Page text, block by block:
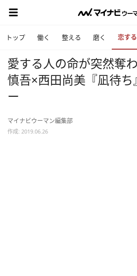
トップ 働く 整える 磨く 恋する
愛する人の命が突然奪
慎吾×西田尚美『凪待ち
ー
マイナビウーマン編集部
作成: 2019.06.26